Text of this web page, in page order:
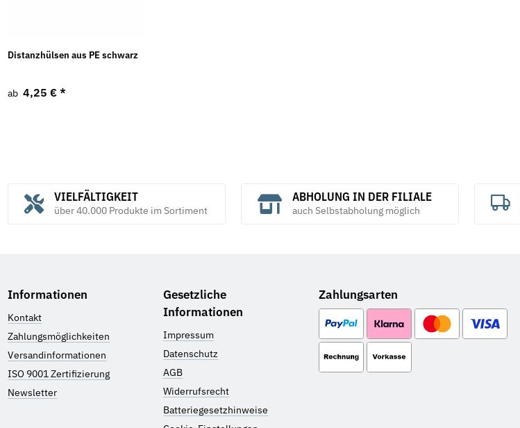
Distanzhülsen aus PE schwarz
ab 4,25 € *
VIELFÄLTIGKEIT
über 40.000 Produkte im Sortiment
ABHOLUNG IN DER FILIALE
auch Selbstabholung möglich
Informationen
Kontakt
Zahlungsmöglichkeiten
Versandinformationen
ISO 9001 Zertifizierung
Newsletter
Gesetzliche
Informationen
Impressum
Datenschutz
AGB
Widerrufsrecht
Batteriegesetzhinweise
Zahlungsarten